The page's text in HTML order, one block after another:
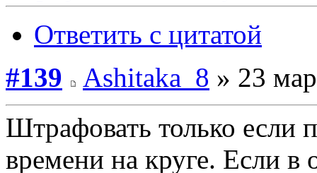
Ответить с цитатой
#139
Ashitaka_8 » 23
Штрафовать только если
времени на круге. Если